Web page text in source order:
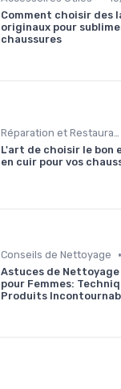
Comment choisir des
originaux pour
chaussures
L'art de choisir le bon
en cuir pour vos
Conseils de Nettoyage •
Astuces de Nettoyage
pour Femmes:
Produits